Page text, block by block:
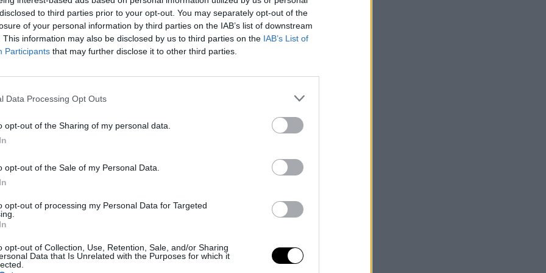
to third parties prior to your opt-out. You may separately opt-out of the
of your personal information by third parties on the IAB’s list of downstream
This information may also be disclosed by us to third parties on the IAB’s List of
Participants that may further disclose it to other third parties.
Data Processing Opt Outs
opt-out of the Sharing of my personal data.
opt-out of the Sale of my Personal Data.
opt-out of processing my Personal Data for Targeted
opt-out of Collection, Use, Retention, Sale, and/or Sharing
Data that Is Unrelated with the Purposes for which it
περιορίζει. Είναι ουδέτερο, μπορεί
σκιών. Μια απαλή καφέ σκιά,